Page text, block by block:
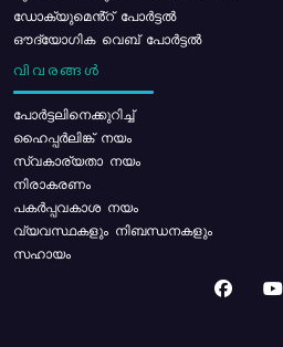
ഡോക്യുമെൻ്റ് പോർട്ടൽ
ഔദ്യോഗിക വെബ് പോർട്ടൽ
വിവരങ്ങൾ
പോര്‍ട്ടലിനെക്കുറിച്ച്
ഹൈപ്പർലിങ്ക് നയം
സ്വകാര്യതാ നയം
നിരാകരണം
പകർപ്പവകാശ നയം
വ്യവസ്ഥകളും നിബന്ധനകളും
സഹായം